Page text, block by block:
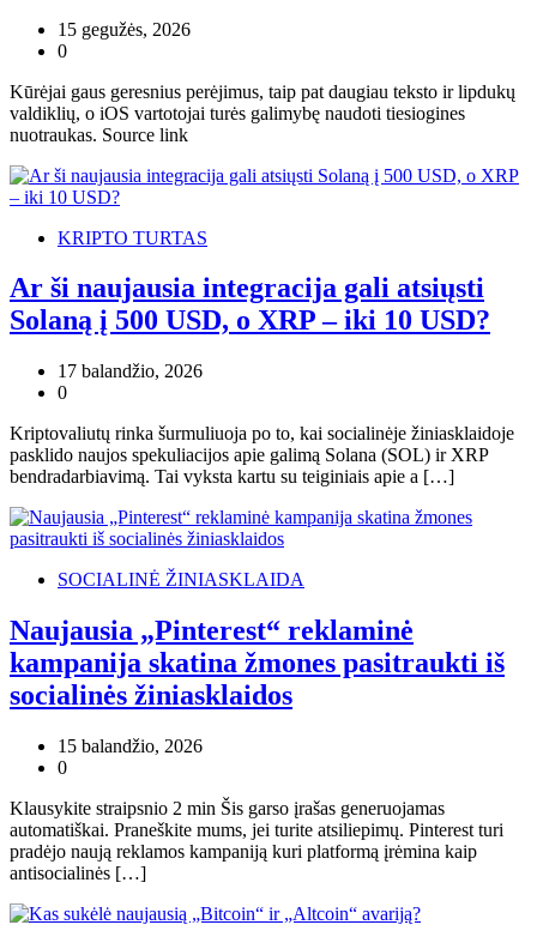
15 gegužės, 2026
0
Kūrėjai gaus geresnius perėjimus, taip pat daugiau teksto ir lipdukų
valdiklių, o iOS vartotojai turės galimybę naudoti tiesiogines
nuotraukas. Source link
KRIPTO TURTAS
Ar ši naujausia integracija gali atsiųsti
Solaną į 500 USD, o XRP – iki 10 USD?
17 balandžio, 2026
0
Kriptovaliutų rinka šurmuliuoja po to, kai socialinėje žiniasklaidoje
pasklido naujos spekuliacijos apie galimą Solana (SOL) ir XRP
bendradarbiavimą. Tai vyksta kartu su teiginiais apie a […]
SOCIALINĖ ŽINIASKLAIDA
Naujausia „Pinterest“ reklaminė
kampanija skatina žmones pasitraukti iš
socialinės žiniasklaidos
15 balandžio, 2026
0
Klausykite straipsnio 2 min Šis garso įrašas generuojamas
automatiškai. Praneškite mums, jei turite atsiliepimų. Pinterest turi
pradėjo naują reklamos kampaniją kuri platformą įrėmina kaip
antisocialinės […]